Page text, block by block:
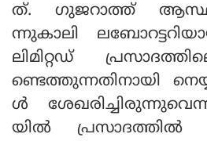
ത്. ഗുജറാത്ത്
ന്നുകാലി
ലിമിറ്റഡ്
ണ്ടെത്തുന്നതിനായി
ള്‍
യില്‍ പ്രസാദത്തില്‍